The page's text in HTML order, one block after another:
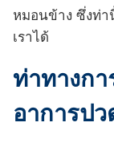
หมอนข้าง ซึ่งท่า
เราได้
ท่าทางก
อาการป